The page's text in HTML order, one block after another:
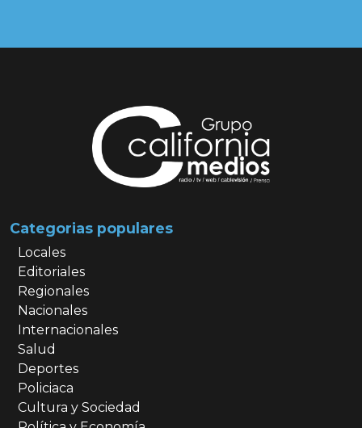
Categorias populares
Locales
Editoriales
Regionales
Nacionales
Internacionales
Salud
Deportes
Policiaca
Cultura y Sociedad